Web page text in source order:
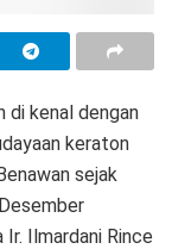
di kenal dengan
keraton
sejak
Ilmardani Rince